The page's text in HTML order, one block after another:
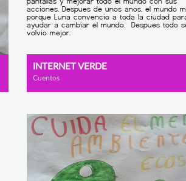
INTERNET VERDE
Cuentos